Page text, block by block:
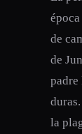
de
de
padre
la